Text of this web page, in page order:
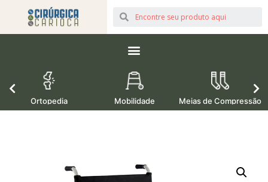
Ortopedia Mobilidade Meias de Compressão